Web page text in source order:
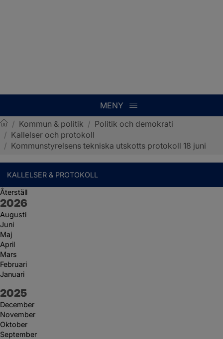
MENY
Sotenäs kommun
/ Kommun & politik / Politik och demokrati
/ Kallelser och protokoll
/ Kommunstyrelsens tekniska utskotts protokoll 18 juni
KALLELSER & PROTOKOLL
Återställ
År:
2026
Augusti
Juni
Maj
April
Mars
Februari
Januari
År:
2025
December
November
Oktober
September